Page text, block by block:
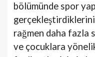
bölümünde spor
rağmen daha fazla
ve çocuklara